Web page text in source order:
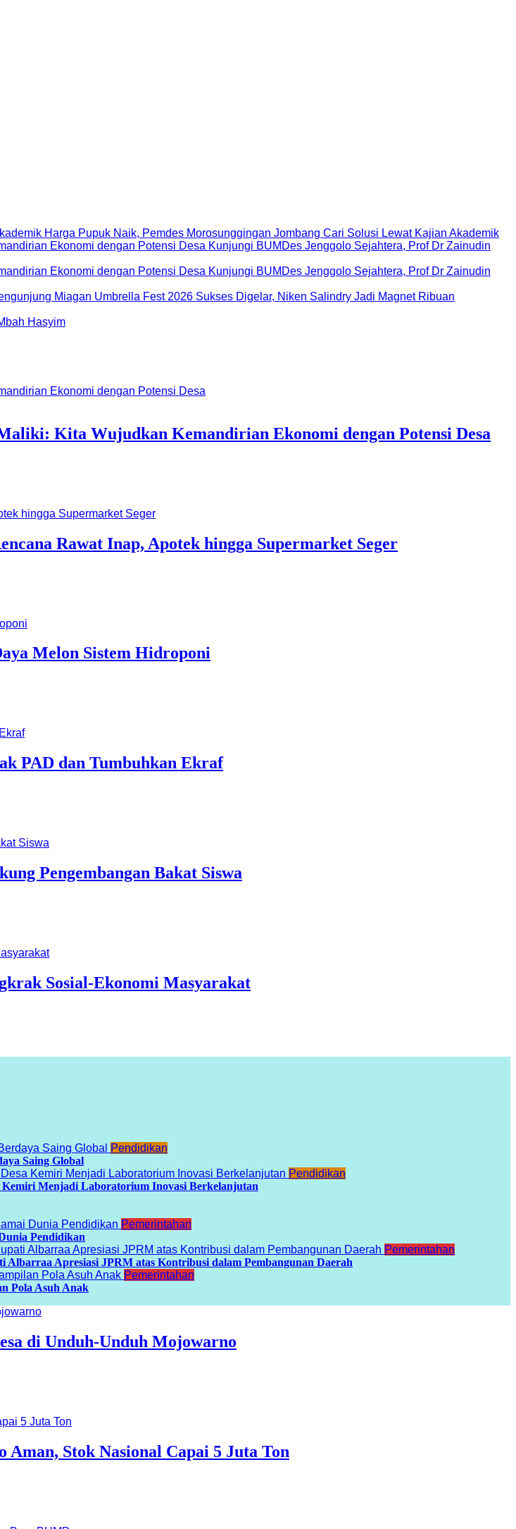
Harga Pupuk Naik, Pemdes Morosunggingan Jombang Cari Solusi Lewat Kajian Akademik
Kunjungi BUMDes Jenggolo Sejahtera, Prof Dr Zainudin
Kunjungi BUMDes Jenggolo Sejahtera, Prof Dr Zainudin
Miagan Umbrella Fest 2026 Sukses Digelar, Niken Salindry Jadi Magnet Ribuan
Hasyim
Kita Wujudkan Kemandirian Ekonomi dengan Potensi Desa
Rawat Inap, Apotek hingga Supermarket Seger
Melon Sistem Hidroponi
PAD dan Tumbuhkan Ekraf
Pengembangan Bakat Siswa
Sosial-Ekonomi Masyarakat
Pendidikan
Saing Global
Pendidikan
Kemiri Menjadi Laboratorium Inovasi Berkelanjutan
Pemerintahan
Pendidikan
Pemerintahan
Apresiasi JPRM atas Kontribusi dalam Pembangunan Daerah
Pemerintahan
Pola Asuh Anak
di Unduh-Unduh Mojowarno
Stok Nasional Capai 5 Juta Ton